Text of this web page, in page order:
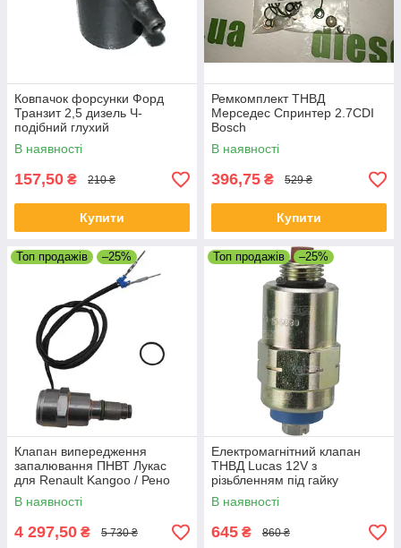
Ковпачок форсунки Форд
Транзит 2,5 дизель Ч-
подібний глухий
В наявності
157,50 ₴ 210 ₴
Купити
Ремкомплект ТНВД
Мерседес Спринтер 2.7CDI
Bosch
В наявності
396,75 ₴ 529 ₴
Купити
Топ продажів –25%
Клапан випередження
запалювання ПНВТ Лукас
для Renault Kangoo / Рено
Кенго 1.9D 1996-
В наявності
4 297,50 ₴ 5 730 ₴
Топ продажів –25%
Електромагнітний клапан
ТНВД Lucas 12V з
різьбленням під гайку
В наявності
645 ₴ 860 ₴